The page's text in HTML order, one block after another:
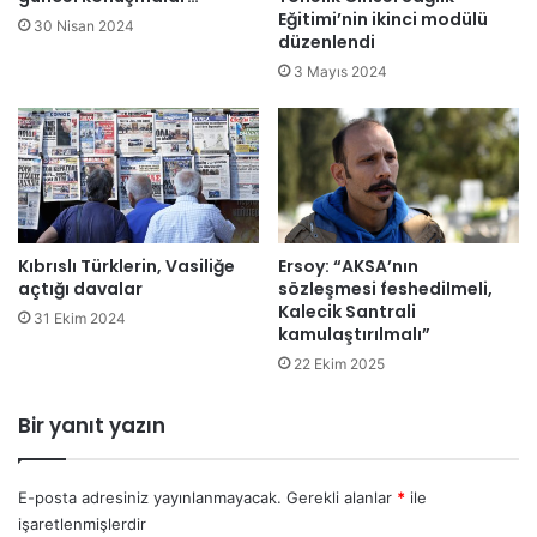
ş
y
o
r
a
Z
e
n
g
i
n
i
ğ
K
ş
f
e
30 Nisan 2024
Eğitimi’nin ikinci modülü
düzenlendi
3 Mayıs 2024
Kıbrıslı Türklerin, Vasiliğe
açtığı davalar
31 Ekim 2024
Ersoy: “AKSA’nın
sözleşmesi feshedilmeli,
Kalecik Santrali
kamulaştırılmalı”
22 Ekim 2025
Bir yanıt yazın
E-posta adresiniz yayınlanmayacak. Gerekli alanlar * ile
işaretlenmişlerdir